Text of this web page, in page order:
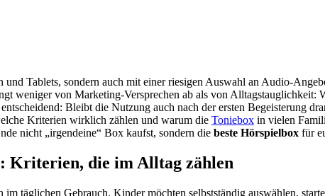
Tablets, sondern auch mit einer riesigen Auswahl an Audio-
weniger von Marketing-Versprechen ab als von Alltagstauglichkeit:
Bleibt die Nutzung auch nach der ersten Begeisterung
Kriterien wirklich zählen und warum die Toniebox in vielen
nicht „irgendeine“ Box kaufst, sondern die beste Hörspielbox für
Kriterien, die im Alltag zählen
im täglichen Gebrauch. Kinder möchten selbstständig auswählen,